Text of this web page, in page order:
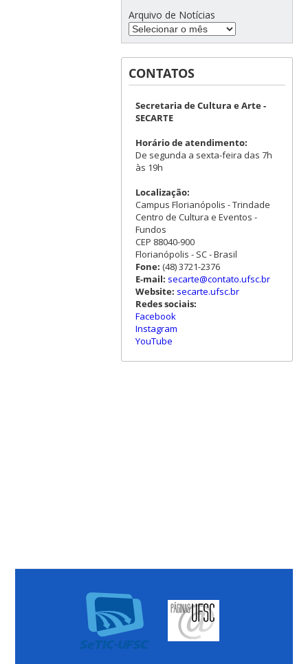
Arquivo de Notícias
CONTATOS
Secretaria de Cultura e Arte -
SECARTE
Horário de atendimento:
De segunda a sexta-feira das 7h
às 19h
Localização:
Campus Florianópolis - Trindade
Centro de Cultura e Eventos -
Fundos
CEP 88040-900
Florianópolis - SC - Brasil
Fone: (48) 3721-2376
E-mail: secarte@contato.ufsc.br
Website: secarte.ufsc.br
Redes sociais:
Facebook
Instagram
YouTube